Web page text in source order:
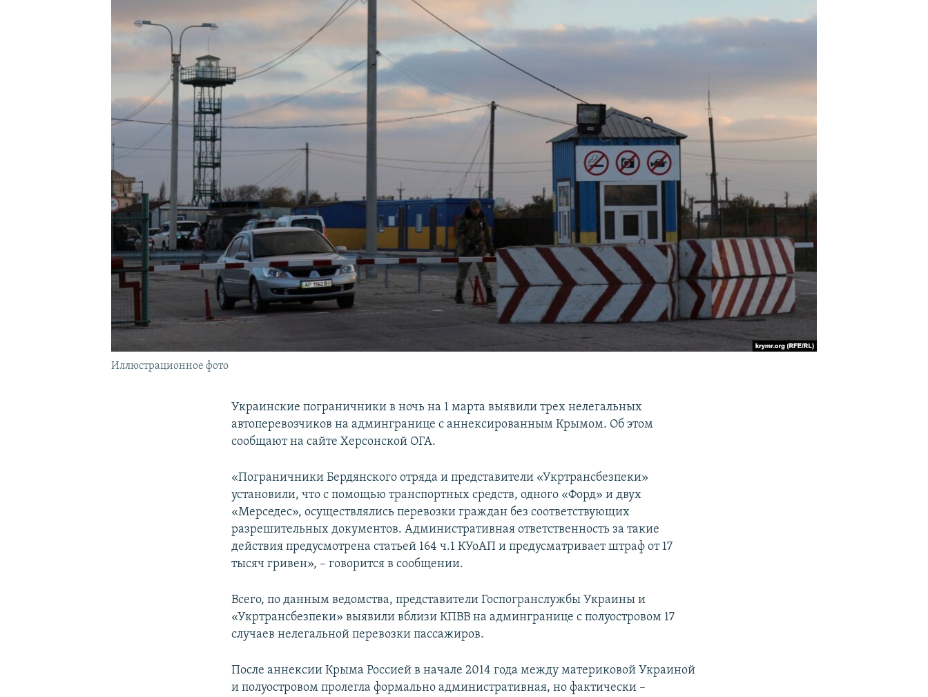
КРЫМ.НЕПОКОРЕННЫЙ
Иллюстрационное фото
Украинские пограничники в ночь на 1 марта выявили трех нелегальных
автоперевозчиков на админгранице с аннексированным Крымом. Об этом
сообщают на сайте Херсонской ОГА.
«Пограничники Бердянского отряда и представители «Укртрансбезпеки»
установили, что с помощью транспортных средств, одного «Форд» и двух
«Мерседес», осуществлялись перевозки граждан без соответствующих
разрешительных документов. Административная ответственность за такие
действия предусмотрена статьей 164 ч.1 КУоАП и предусматривает штраф от 17
тысяч гривен», – говорится в сообщении.
Всего, по данным ведомства, представители Госпогранслужбы Украины и
«Укртрансбезпеки» выявили вблизи КПВВ на админгранице с полуостровом 17
случаев нелегальной перевозки пассажиров.
После аннексии Крыма Россией в начале 2014 года между материковой Украиной
и полуостровом пролегла формально административная, но фактически –